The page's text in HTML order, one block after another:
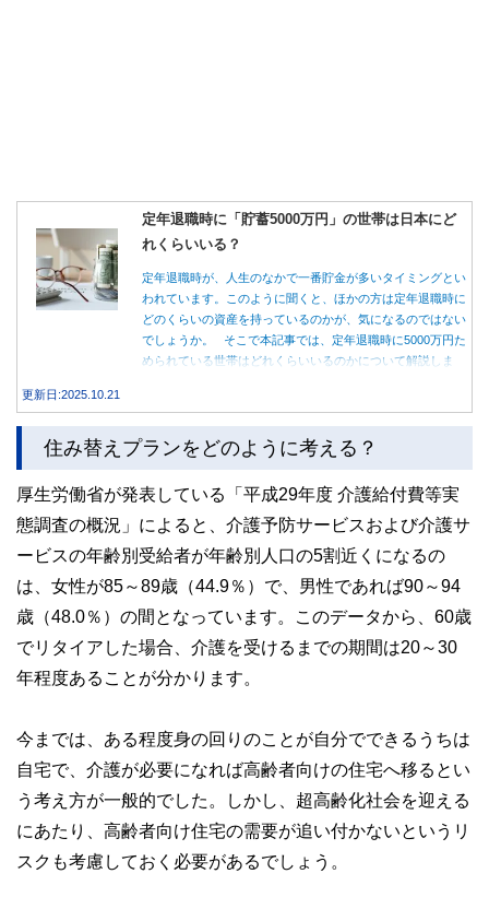
定年退職時に「貯蓄5000万円」の世帯は日本にど
れくらいいる？
定年退職時が、人生のなかで一番貯金が多いタイミングとい
われています。このように聞くと、ほかの方は定年退職時に
どのくらいの資産を持っているのかが、気になるのではない
でしょうか。 そこで本記事では、定年退職時に5000万円た
められている世帯はどれくらいいるのかについて解説しま
更新日:2025.10.21
住み替えプランをどのように考える？
厚生労働省が発表している「平成29年度 介護給付費等実
態調査の概況」によると、介護予防サービスおよび介護サ
ービスの年齢別受給者が年齢別人口の5割近くになるの
は、女性が85～89歳（44.9％）で、男性であれば90～94
歳（48.0％）の間となっています。このデータから、60歳
でリタイアした場合、介護を受けるまでの期間は20～30
年程度あることが分かります。
今までは、ある程度身の回りのことが自分でできるうちは
自宅で、介護が必要になれば高齢者向けの住宅へ移るとい
う考え方が一般的でした。しかし、超高齢化社会を迎える
にあたり、高齢者向け住宅の需要が追い付かないというリ
スクも考慮しておく必要があるでしょう。